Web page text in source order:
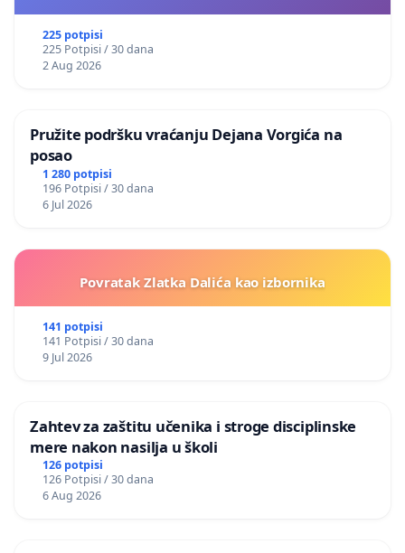
225 potpisi
225 Potpisi / 30 dana
2 Aug 2026
Pružite podršku vraćanju Dejana Vorgića na
posao
1 280 potpisi
196 Potpisi / 30 dana
6 Jul 2026
Povratak Zlatka Dalića kao izbornika
141 potpisi
141 Potpisi / 30 dana
9 Jul 2026
Zahtev za zaštitu učenika i stroge disciplinske
mere nakon nasilja u školi
126 potpisi
126 Potpisi / 30 dana
6 Aug 2026